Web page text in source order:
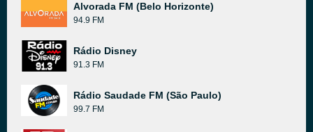
Alvorada FM (Belo Horizonte)
94.9 FM
Rádio Disney
91.3 FM
Rádio Saudade FM (São Paulo)
99.7 FM